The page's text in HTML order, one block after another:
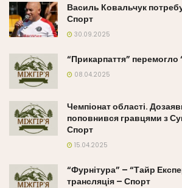
Василь Ковальчук
Спорт
30.09.2025
“Прикарпаття” перемогло
08.04.2025
Чемпіонат області.
поповнився гравцями з
Спорт
15.04.2025
“Фурнітура” – “Тайр
трансляція – Спорт